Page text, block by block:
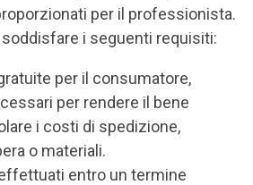
per il professionista.
i seguenti requisiti:
per il consumatore,
per rendere il bene
i costi di spedizione,
o materiali.
entro un termine